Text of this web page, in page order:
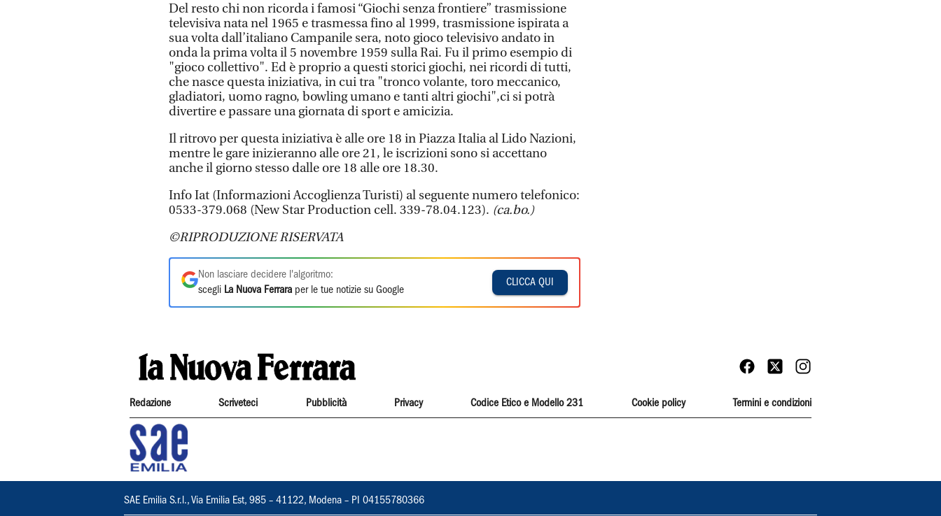
Del resto chi non ricorda i famosi “Giochi senza frontiere” trasmissione
televisiva nata nel 1965 e trasmessa fino al 1999, trasmissione ispirata a
sua volta dall’italiano Campanile sera, noto gioco televisivo andato in
onda la prima volta il 5 novembre 1959 sulla Rai. Fu il primo esempio di
"gioco collettivo". Ed è proprio a questi storici giochi, nei ricordi di tutti,
che nasce questa iniziativa, in cui tra "tronco volante, toro meccanico,
gladiatori, uomo ragno, bowling umano e tanti altri giochi",ci si potrà
divertire e passare una giornata di sport e amicizia.
Il ritrovo per questa iniziativa è alle ore 18 in Piazza Italia al Lido Nazioni,
mentre le gare inizieranno alle ore 21, le iscrizioni sono si accettano
anche il giorno stesso dalle ore 18 alle ore 18.30.
Info Iat (Informazioni Accoglienza Turisti) al seguente numero telefonico:
0533-379.068 (New Star Production cell. 339-78.04.123). (ca.bo.)
©RIPRODUZIONE RISERVATA
Non lasciare decidere l'algoritmo:
scegli La Nuova Ferrara per le tue notizie su Google
CLICCA QUI
Redazione Scriveteci Pubblicità Privacy Codice Etico e Modello 231 Cookie policy Termini e condizioni
SAE Emilia S.r.l., Via Emilia Est, 985 – 41122, Modena – PI 04155780366